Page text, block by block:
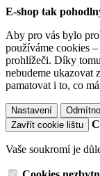
E-shop tak
Aby pro vás bylo
používáme cookies
prohlížeči. Díky
nebudeme ukazovat
pamatovat i to, co
Nastavení
Zavřít cookie lištu
Vaše soukromí je